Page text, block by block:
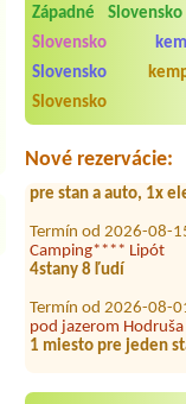
Západné Slovensko
Slovensko
Slovensko
Slovensko
Nové rezervácie:
Termín od 2026-07-
1 miesto pre stan, 2
1xstan, 2 dospeli, 1
Camping**** Lipót
4stany 8 ľudí
pod jazerom Hodruša
1 miesto pre jeden